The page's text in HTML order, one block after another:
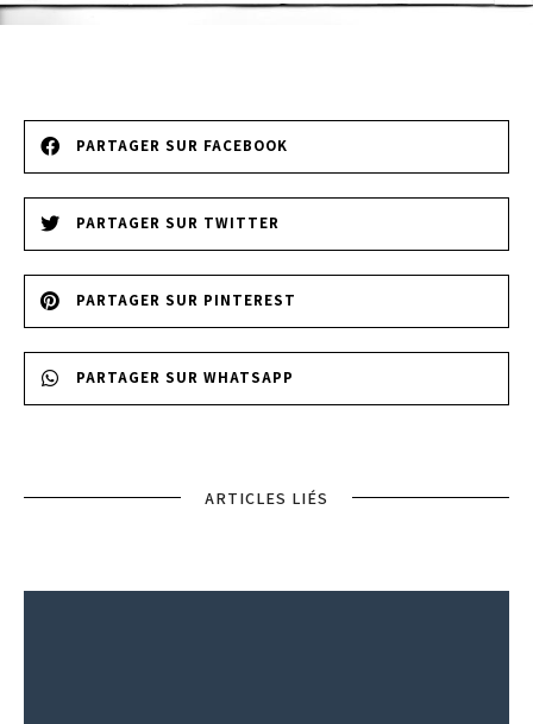
PARTAGER SUR FACEBOOK
PARTAGER SUR TWITTER
PARTAGER SUR PINTEREST
PARTAGER SUR WHATSAPP
ARTICLES LIÉS